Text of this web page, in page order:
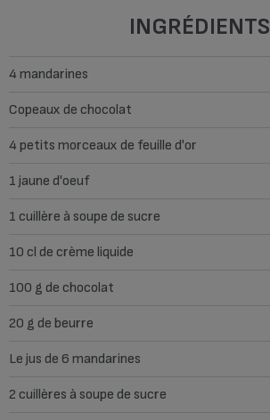
INGRÉDIENTS
4 mandarines
Copeaux de chocolat
4 petits morceaux de feuille d'or
1 jaune d'oeuf
1 cuillère à soupe de sucre
10 cl de crème liquide
100 g de chocolat
20 g de beurre
Le jus de 6 mandarines
2 cuillères à soupe de sucre